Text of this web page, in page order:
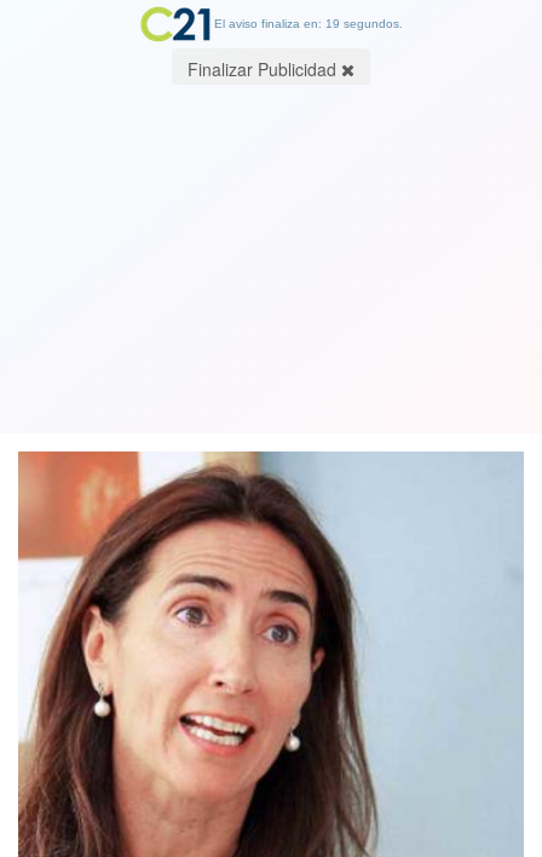
El aviso finaliza en: 19 segundos.
Finalizar Publicidad